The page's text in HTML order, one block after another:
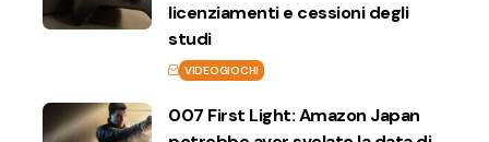
licenziamenti e cessioni degli
studi
VIDEOGIOCHI
007 First Light: Amazon Japan